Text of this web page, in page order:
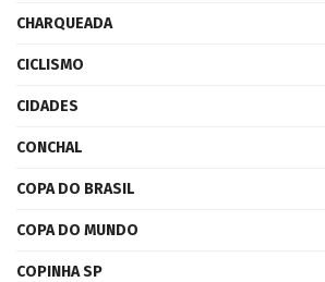
CHARQUEADA
CICLISMO
CIDADES
CONCHAL
COPA DO BRASIL
COPA DO MUNDO
COPINHA SP